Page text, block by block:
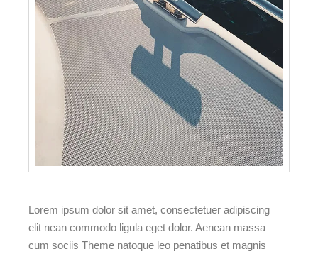
Lorem ipsum dolor sit amet, consectetuer adipiscing
elit nean commodo ligula eget dolor. Aenean massa
cum sociis Theme natoque leo penatibus et magnis